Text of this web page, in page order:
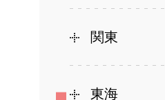
関東
東海